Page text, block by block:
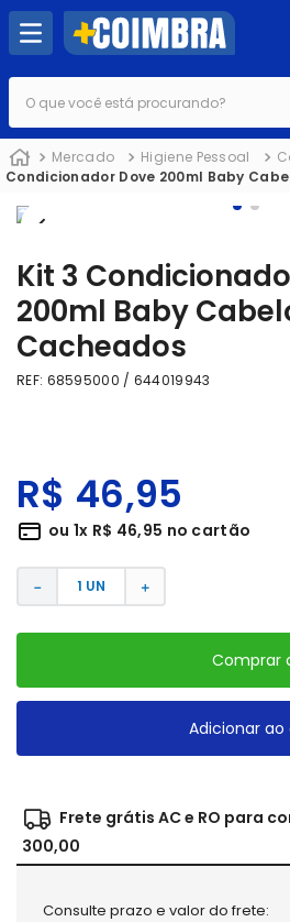
O que você está procurando?
Mercado Higiene Pessoal
Condicionador Dove 200ml Baby
Kit 3
200ml Baby
Cacheados
REF: 68595000 / 644019943
R$ 46,95
ou 1x R$ 46,95 no cartão
＋
－
Comprar
Adicionar ao
Frete grátis AC e RO para
300,00
Consulte prazo e valor do frete: